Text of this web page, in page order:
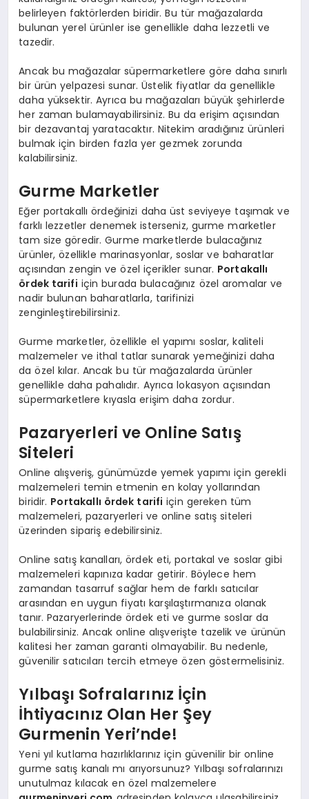
belirleyen faktörlerden biridir. Bu tür mağazalarda
bulunan yerel ürünler ise genellikle daha lezzetli ve
tazedir.
Ancak bu mağazalar süpermarketlere göre daha sınırlı
bir ürün yelpazesi sunar. Üstelik fiyatlar da genellikle
daha yüksektir. Ayrıca bu mağazaları büyük şehirlerde
her zaman bulamayabilirsiniz. Bu da erişim açısından
bir dezavantaj yaratacaktır. Nitekim aradığınız ürünleri
bulmak için birden fazla yer gezmek zorunda
kalabilirsiniz.
Gurme Marketler
Eğer portakallı ördeğinizi daha üst seviyeye taşımak ve
farklı lezzetler denemek isterseniz, gurme marketler
tam size göredir. Gurme marketlerde bulacağınız
ürünler, özellikle marinasyonlar, soslar ve baharatlar
açısından zengin ve özel içerikler sunar. Portakallı
ördek tarifi için burada bulacağınız özel aromalar ve
nadir bulunan baharatlarla, tarifinizi
zenginleştirebilirsiniz.
Gurme marketler, özellikle el yapımı soslar, kaliteli
malzemeler ve ithal tatlar sunarak yemeğinizi daha
da özel kılar. Ancak bu tür mağazalarda ürünler
genellikle daha pahalıdır. Ayrıca lokasyon açısından
süpermarketlere kıyasla erişim daha zordur.
Pazaryerleri ve Online Satış
Siteleri
Online alışveriş, günümüzde yemek yapımı için gerekli
malzemeleri temin etmenin en kolay yollarından
biridir. Portakallı ördek tarifi için gereken tüm
malzemeleri, pazaryerleri ve online satış siteleri
üzerinden sipariş edebilirsiniz.
Online satış kanalları, ördek eti, portakal ve soslar gibi
malzemeleri kapınıza kadar getirir. Böylece hem
zamandan tasarruf sağlar hem de farklı satıcılar
arasından en uygun fiyatı karşılaştırmanıza olanak
tanır. Pazaryerlerinde ördek eti ve gurme soslar da
bulabilirsiniz. Ancak online alışverişte tazelik ve ürünün
kalitesi her zaman garanti olmayabilir. Bu nedenle,
güvenilir satıcıları tercih etmeye özen göstermelisiniz.
Yılbaşı Sofralarınız İçin
İhtiyacınız Olan Her Şey
Gurmenin Yeri’nde!
Yeni yıl kutlama hazırlıklarınız için güvenilir bir online
gurme satış kanalı mı arıyorsunuz? Yılbaşı sofralarınızı
unutulmaz kılacak en özel malzemelere